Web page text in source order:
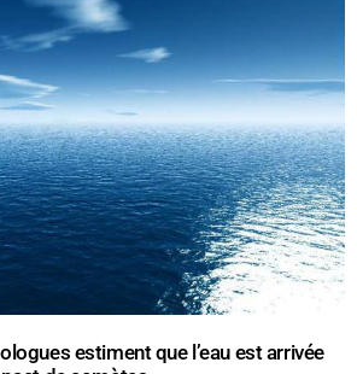
estiment que l’eau est arrivée